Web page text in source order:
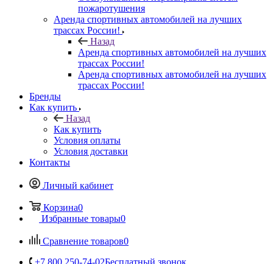
пожаротушения
Аренда спортивных автомобилей на лучших
трассах России!
Назад
Аренда спортивных автомобилей на лучших
трассах России!
Аренда спортивных автомобилей на лучших
трассах России!
Бренды
Как купить
Назад
Как купить
Условия оплаты
Условия доставки
Контакты
Личный кабинет
Корзина0
Избранные товары0
Сравнение товаров0
+7 800 250-74-02Бесплатный звонок